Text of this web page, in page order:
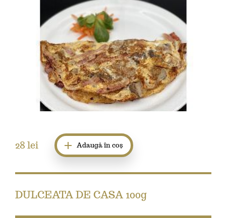
28 lei Adaugă în coș
DULCEATA DE CASA 100g